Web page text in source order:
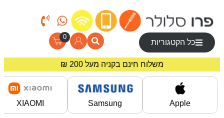
כל הקטגוריות
0
משלוח חינם בקניה מעל 200 ₪
מחירים מיוחדים לרוכשים באתר!
Apple
Samsung
XIAOMI